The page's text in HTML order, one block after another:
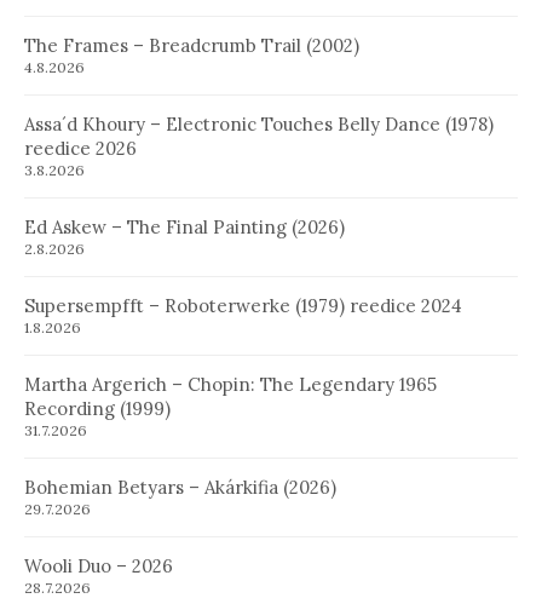
The Frames – Breadcrumb Trail (2002)
4.8.2026
Assa´d Khoury – Electronic Touches Belly Dance (1978)
reedice 2026
3.8.2026
Ed Askew – The Final Painting (2026)
2.8.2026
Supersempfft – Roboterwerke (1979) reedice 2024
1.8.2026
Martha Argerich – Chopin: The Legendary 1965
Recording (1999)
31.7.2026
Bohemian Betyars – Akárkifia (2026)
29.7.2026
Wooli Duo – 2026
28.7.2026